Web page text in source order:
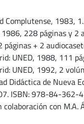
Complutense, 1983,
1986, 228 páginas y
páginas + 2
UNED, 1988, 111
UNED, 1992, 2
Didáctica de Nueva
ISBN: 978-84-362-
colaboración con M.A.